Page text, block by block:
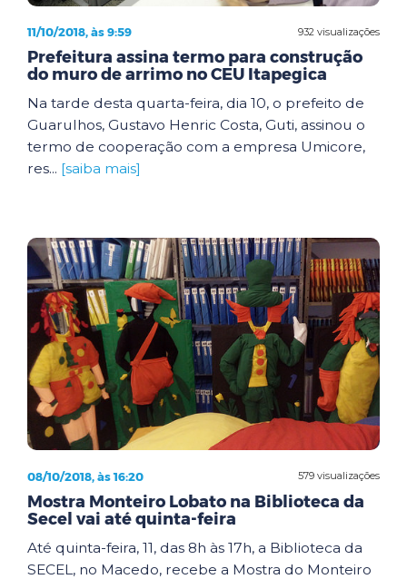
932 visualizações
11/10/2018, às 9:59
Prefeitura assina termo para construção
do muro de arrimo no CEU Itapegica
Na tarde desta quarta-feira, dia 10, o prefeito de
Guarulhos, Gustavo Henric Costa, Guti, assinou o
termo de cooperação com a empresa Umicore,
res... [saiba mais]
579 visualizações
08/10/2018, às 16:20
Mostra Monteiro Lobato na Biblioteca da
Secel vai até quinta-feira
Até quinta-feira, 11, das 8h às 17h, a Biblioteca da
SECEL, no Macedo, recebe a Mostra do Monteiro